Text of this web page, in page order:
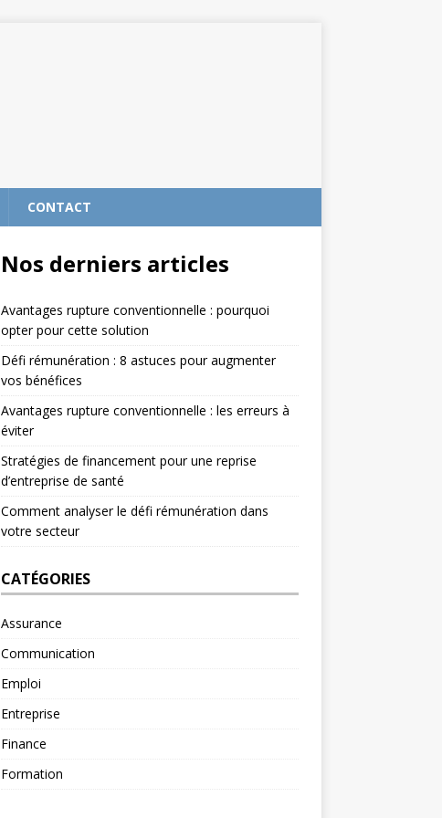
CONTACT
Nos derniers articles
Avantages rupture conventionnelle : pourquoi
opter pour cette solution
Défi rémunération : 8 astuces pour augmenter
vos bénéfices
Avantages rupture conventionnelle : les erreurs à
éviter
Stratégies de financement pour une reprise
d’entreprise de santé
Comment analyser le défi rémunération dans
votre secteur
CATÉGORIES
Assurance
Communication
Emploi
Entreprise
Finance
Formation